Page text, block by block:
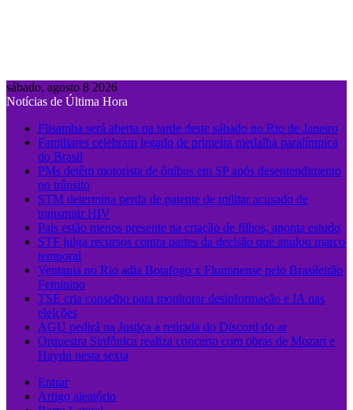
sábado, agosto 8 2026
Notícias de Última Hora
Flisamba será aberta na tarde deste sábado no Rio de Janeiro
Familiares celebram legado de primeira medalha paralímpica
do Brasil
PMs detêm motorista de ônibus em SP após desentendimento
no trânsito
STM determina perda de patente de militar acusado de
transmitir HIV
Pais estão menos presente na criação de filhos, aponta estudo
STF julga recursos contra partes da decisão que anulou marco
temporal
Ventania no Rio adia Botafogo x Fluminense pelo Brasileirão
Feminino
TSE cria conselho para monitorar desinformação e IA nas
eleições
AGU pedirá na Justiça a retirada do Discord do ar
Orquestra Sinfônica realiza concerto com obras de Mozart e
Haydn nesta sexta
Entrar
Artigo aleatório